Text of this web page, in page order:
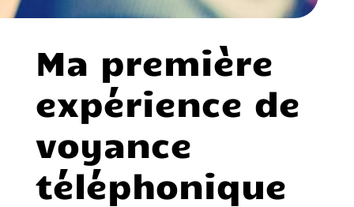
Ma première
expérience de
voyance
téléphonique